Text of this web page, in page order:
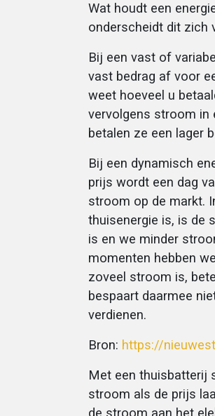
Wat houdt een
onderscheidt dit zich
Bij een vast of
vast bedrag af voor
weet hoeveel u
vervolgens stroom in
betalen ze een lager
Bij een dynamisch
prijs wordt een dag
stroom op de markt.
thuisenergie is, is de
is en we minder
momenten hebben
zoveel stroom is,
bespaart daarmee
verdienen.
Bron: https://
Met een thuisbatterij
stroom als de prijs
de stroom aan het